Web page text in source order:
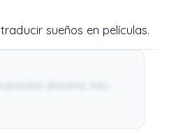
traducir sueños en películas.